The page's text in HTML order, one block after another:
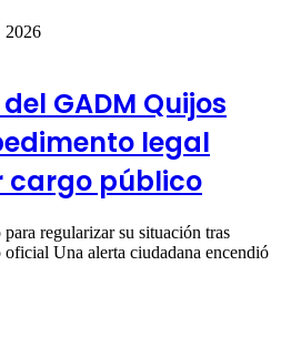
2026
GADM Quijos
legal
cargo público
regularizar su situación tras
Una alerta ciudadana encendió